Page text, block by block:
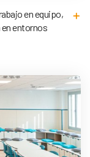
en equipo,
entornos